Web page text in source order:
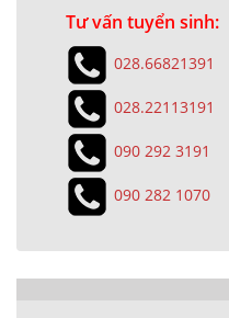
Tư vấn tuyển sinh:
028.66821391
028.22113191
090 292 3191
090 282 1070